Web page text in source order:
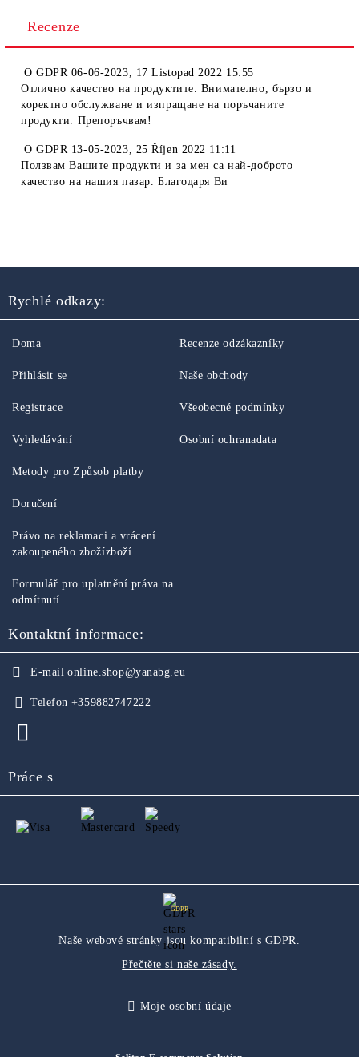
Recenze
OGDPR 06-06-2023, 17 Listopad 2022 15:55
Отлично качество на продуктите. Внимателно, бързо и
коректно обслужване и изпращане на поръчаните
продукти. Препоръчвам!
OGDPR 13-05-2023, 25 Říjen 2022 11:11
Ползвам Вашите продукти и за мен са най-доброто
качество на нашия пазар. Благодаря Ви
Rychlé odkazy:
Doma
Přihlásit se
Registrace
Vyhledávání
Recenze odzákazníky
Naše obchody
Všeobecné podmínky
Osobní ochranadata
Metody pro Způsob platby
Doručení
Právo na reklamaci a vrácení
zakoupeného zbožízboží
Formulář pro uplatnění práva na
odmítnutí
Kontaktní informace:
E-mail online.shop@yanabg.eu
Telefon +359882747222
Práce s
GDPR
Naše webové stránky jsou kompatibilní s GDPR.
Přečtěte si naše zásady.
Moje osobní údaje